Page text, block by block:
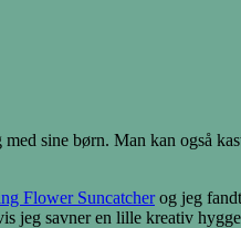
sine børn. Man kan også
Flower Suncatcherog jeg
jeg savner en lille kreativ